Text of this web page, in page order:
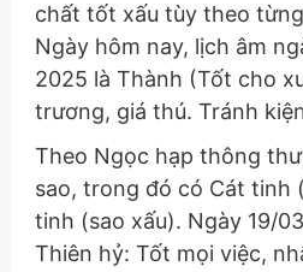
chất tốt xấu tùy theo
Ngày hôm nay, lịch âm
2025 là Thành (Tốt cho
trương, giá thú. Tránh
Theo Ngọc hạp thông
sao, trong đó có Cát tinh
tinh (sao xấu). Ngày 19/
Thiên hỷ: Tốt mọi việc,